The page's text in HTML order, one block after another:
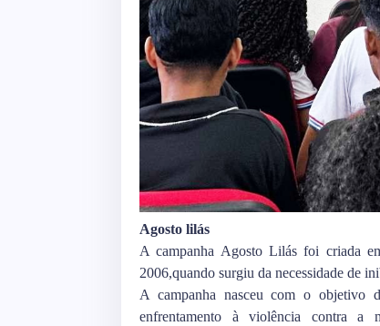
Agosto lilás
A campanha Agosto Lilás foi criada
2006,quando surgiu da necessidade de
A campanha nasceu com o objetivo
enfrentamento à violência contra a